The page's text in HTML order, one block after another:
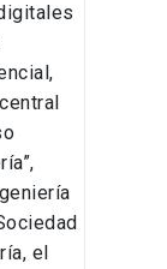
el